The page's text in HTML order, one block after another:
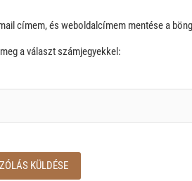
címem, és weboldalcímem mentése a
a választ számjegyekkel: